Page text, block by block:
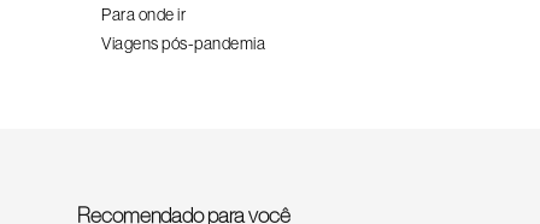
Para onde ir
Viagens pós-pandemia
Recomendado para você